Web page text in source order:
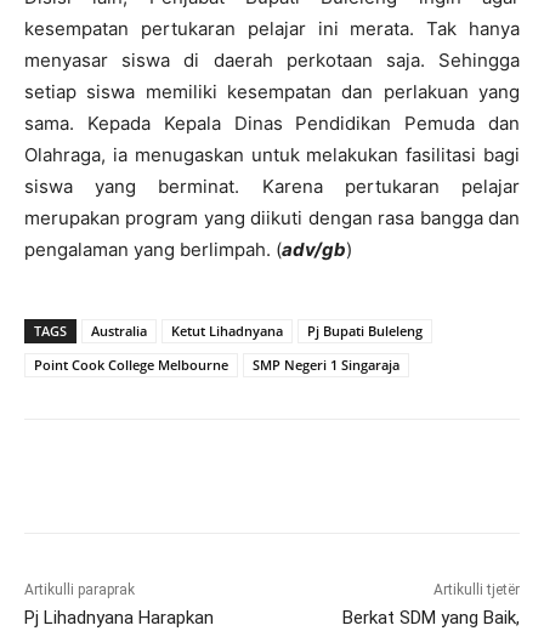
kesempatan pertukaran pelajar ini merata. Tak hanya
menyasar siswa di daerah perkotaan saja. Sehingga
setiap siswa memiliki kesempatan dan perlakuan yang
sama. Kepada Kepala Dinas Pendidikan Pemuda dan
Olahraga, ia menugaskan untuk melakukan fasilitasi bagi
siswa yang berminat. Karena pertukaran pelajar
merupakan program yang diikuti dengan rasa bangga dan
pengalaman yang berlimpah. (adv/gb)
TAGS Australia Ketut Lihadnyana
Pj Bupati Buleleng
Point Cook College Melbourne
SMP Negeri 1 Singaraja
Artikulli paraprak
Pj Lihadnyana Harapkan
Artikulli tjetër
Berkat SDM yang Baik,